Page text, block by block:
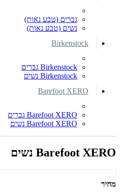
גברים (טבע נאות)
נשים (טבע נאות)
Birkenstock
Birkenstock גברים
Birkenstock נשים
Barefoot XERO
Barefoot XERO גברים
Barefoot XERO נשים
Barefoot XERO נשים
מחיר